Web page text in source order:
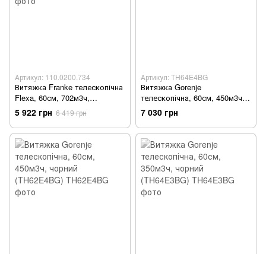
Артикул: 110.0200.734
Витяжка Franke телескопічна
Flexa, 60см, 702м3ч,
FTC612WHV2, білий - Уцінка
5 922 грн 6 419 грн
Артикул: TH64E4BG
Витяжка Gorenje
телескопічна, 60см, 450м3ч,
чорний - Уцінка
7 030 грн